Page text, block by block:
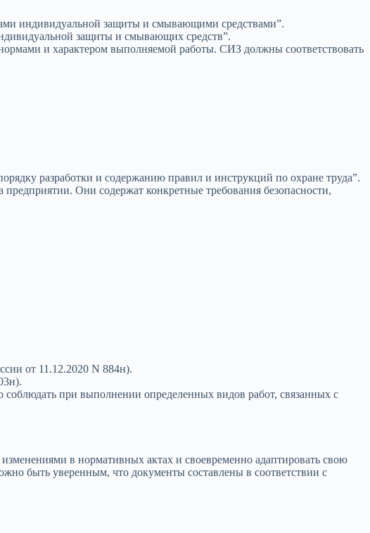
индивидуальной защиты и смывающими средствами”.
защиты и смывающих средств”.
и характером выполняемой работы. СИЗ должны соответствовать
разработки и содержанию правил и инструкций по охране труда”.
Они содержат конкретные требования безопасности,
от 11.12.2020 N 884н).
соблюдать при выполнении определенных видов работ, связанных с
изменениями в нормативных актах и своевременно адаптировать свою
быть уверенным, что документы составлены в соответствии с